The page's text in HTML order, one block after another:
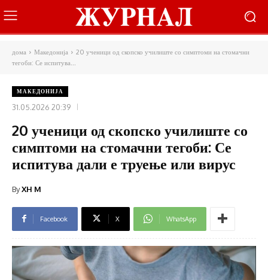
дома Македонија
20 ученици од скопско училиште со симптоми на стомачни
тегоби: Се испитува...
МАКЕДОНИЈА
31.05.2026 20:39
20 ученици од скопско училиште со
симптоми на стомачни тегоби: Се
испитува дали е труење или вирус
ByXH M
Facebook X WhatsApp